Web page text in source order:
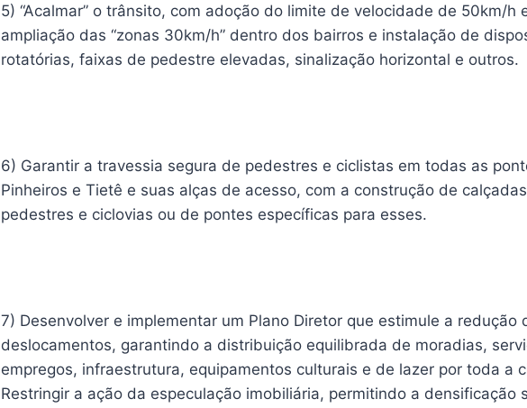
5) “Acalmar” o trânsito, com adoção do limite de velocidade de 50km/h
ampliação das “zonas 30km/h” dentro dos bairros e instalação de
rotatórias, faixas de pedestre elevadas, sinalização horizontal e outros.
6) Garantir a travessia segura de pedestres e ciclistas em todas as
Pinheiros e Tietê e suas alças de acesso, com a construção de
pedestres e ciclovias ou de pontes específicas para esses.
7) Desenvolver e implementar um Plano Diretor que estimule a redução
deslocamentos, garantindo a distribuição equilibrada de moradias,
empregos, infraestrutura, equipamentos culturais e de lazer por toda a
Restringir a ação da especulação imobiliária, permitindo a densificação